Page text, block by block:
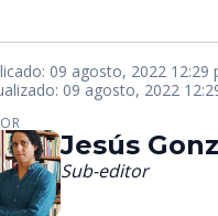
09 agosto, 2022 12:29
09 agosto, 2022
Jesús
Sub-editor